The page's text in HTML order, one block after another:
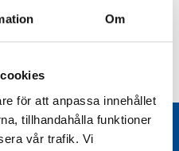
Om
för att anpassa innehållet
tillhandahålla funktioner
vår trafik. Vi